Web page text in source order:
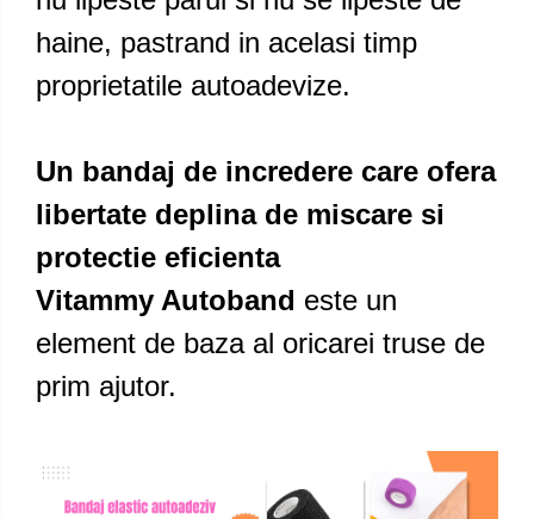
haine, pastrand in acelasi timp
proprietatile autoadevize.
Un bandaj de incredere care ofera
libertate deplina de miscare si
protectie eficienta
Vitammy Autoband este un
element de baza al oricarei truse de
prim ajutor.